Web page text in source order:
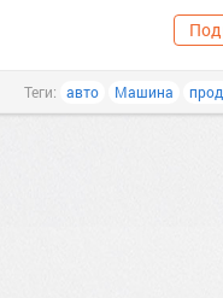
Теги: авто Машина